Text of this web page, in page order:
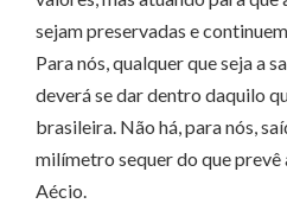
sejam preservadas e
Para nós, qualquer que seja a
deverá se dar dentro daquilo
brasileira. Não há, para nós,
milímetro sequer do que prevê
Aécio.